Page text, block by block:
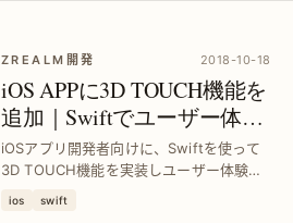
ZREALM開発 2018-10-18
iOS APPに3D TOUCH機能を
追加｜Swiftでユーザー体験
を向上させる方法
iOSアプリ開発者向けに、Swiftを使って
3D TOUCH機能を実装しユーザー体験を
ios swift